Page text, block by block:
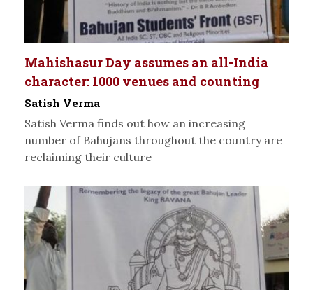
Mahishasur Day assumes an all-India
character: 1000 venues and counting
Satish Verma
Satish Verma finds out how an increasing
number of Bahujans throughout the country are
reclaiming their culture